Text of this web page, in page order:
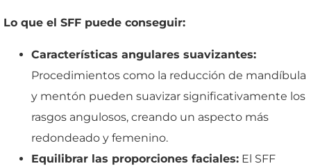
Lo que el SFF puede conseguir:
Características angulares suavizantes:
Procedimientos como la reducción de mandíbula
y mentón pueden suavizar significativamente los
rasgos angulosos, creando un aspecto más
redondeado y femenino.
Equilibrar las proporciones faciales: El SFF